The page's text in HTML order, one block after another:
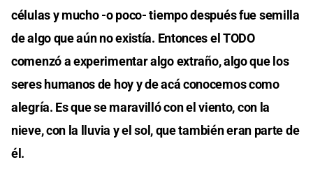
células y mucho -o poco- tiempo después fue semilla
de algo que aún no existía. Entonces el TODO
comenzó a experimentar algo extraño, algo que los
seres humanos de hoy y de acá conocemos como
alegría. Es que se maravilló con el viento, con la
nieve, con la lluvia y el sol, que también eran parte de
él.